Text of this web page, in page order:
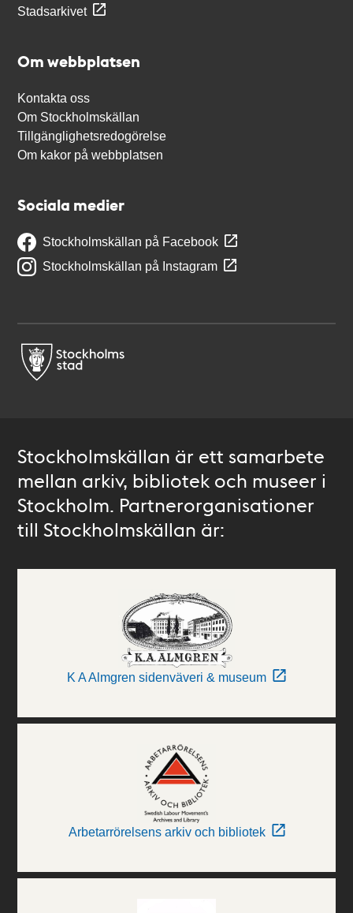
Stadsarkivet
Om webbplatsen
Kontakta oss
Om Stockholmskällan
Tillgänglighetsredogörelse
Om kakor på webbplatsen
Sociala medier
Stockholmskällan på Facebook
Stockholmskällan på Instagram
Stockholmskällan är ett samarbete
mellan arkiv, bibliotek och museer i
Stockholm. Partnerorganisationer
till Stockholmskällan är:
K A Almgren sidenväveri & museum
Arbetarrörelsens arkiv och bibliotek